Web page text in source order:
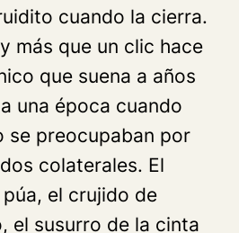
cuando la cierra.
más que un clic hace
que suena a años
una época cuando
se preocupaban por
colaterales. El
el crujido de
el susurro de la cinta